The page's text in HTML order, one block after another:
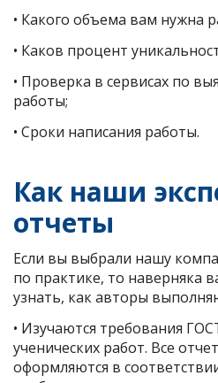
• Какого объема вам нужна
• Каков процент
• Проверка в сервисах по
работы;
• Сроки написания работы.
Как наши
отчеты
Если вы выбрали нашу
по практике, то наверняка
узнать, как авторы
• Изучаются требования
ученических работ. Все
оформляются в